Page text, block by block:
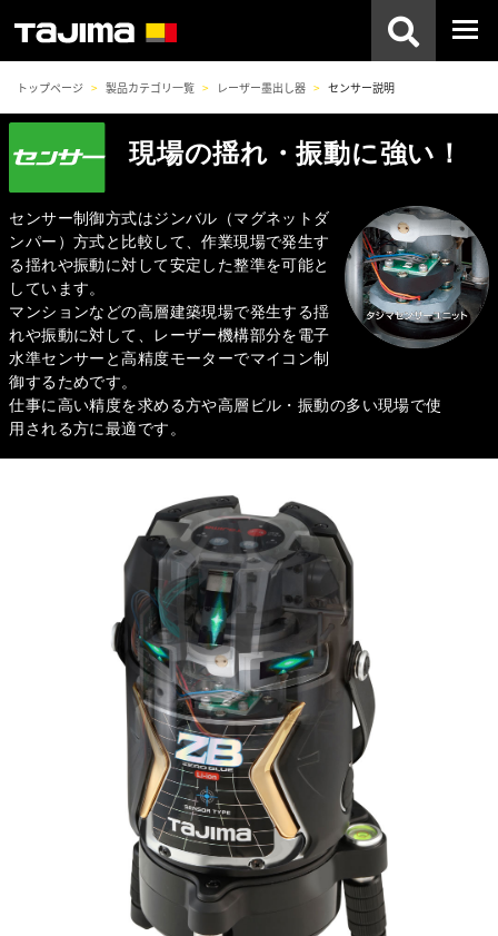
トップページ 製品カテゴリ一覧 レーザー墨出し器 センサー説明
現場の揺れ・振動に強い！
センサー制御方式はジンバル（マグネットダ
ンパー）方式と比較して、作業現場で発生す
る揺れや振動に対して安定した整準を可能と
しています。
マンションなどの高層建築現場で発生する揺
れや振動に対して、レーザー機構部分を電子
水準センサーと高精度モーターでマイコン制
御するためです。
仕事に高い精度を求める方や高層ビル・振動の多い現場で使
用される方に最適です。